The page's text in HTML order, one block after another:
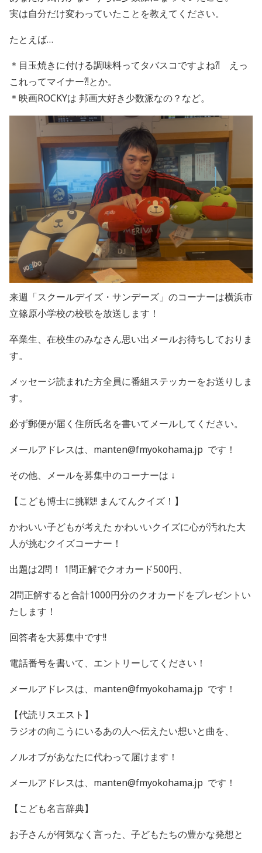
実は自分だけ変わっていたことを教えてください。
たとえば…
＊目玉焼きに付ける調味料ってタバスコですよね⁈ えっ
これってマイナー⁈とか。
＊映画ROCKYは 邦画大好き少数派なの？など。
来週「スクールデイズ・サンデーズ」のコーナーは横浜市
立篠原小学校の校歌を放送します！
卒業生、在校生のみなさん思い出メールお待ちしておりま
す。
メッセージ読まれた方全員に番組ステッカーをお送りしま
す。
必ず郵便が届く住所氏名を書いてメールしてください。
メールアドレスは、manten@fmyokohama.jp です！
その他、メールを募集中のコーナーは ↓
【こども博士に挑戦!! まんてんクイズ！】
かわいい子どもが考えた かわいいクイズに心が汚れた大
人が挑むクイズコーナー！
出題は2問！ 1問正解でクオカード500円、
2問正解すると合計1000円分のクオカードをプレゼントい
たします！
回答者を大募集中です!!
電話番号を書いて、エントリーしてください！
メールアドレスは、manten@fmyokohama.jp です！
【代読リスエスト】
ラジオの向こうにいるあの人へ伝えたい想いと曲を、
ノルオブがあなたに代わって届けます！
メールアドレスは、manten@fmyokohama.jp です！
【こども名言辞典】
お子さんが何気なく言った、子どもたちの豊かな発想と